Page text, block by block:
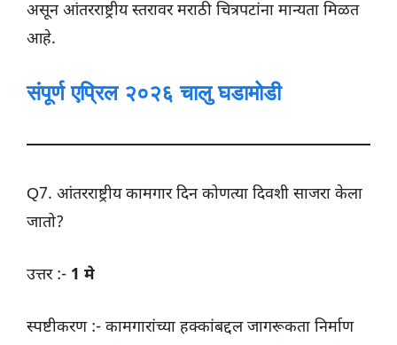
असून आंतरराष्ट्रीय स्तरावर मराठी चित्रपटांना मान्यता मिळत
आहे.
संपूर्ण एप्रिल २०२६ चालु घडामोडी
Q7. आंतरराष्ट्रीय कामगार दिन कोणत्या दिवशी साजरा केला
जातो?
उत्तर :- 1 मे
स्पष्टीकरण :- कामगारांच्या हक्कांबद्दल जागरूकता निर्माण